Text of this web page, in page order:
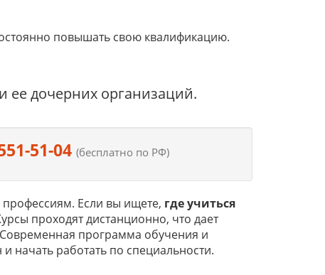
повышать свою квалификацию.
ее дочерних организаций.
51-04(бесплатно по РФ)
Если вы ищете, где учиться
проходят дистанционно, что дает
программа обучения и
начать работать по специальности.